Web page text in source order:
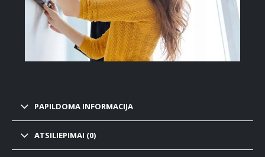
PAPILDOMA INFORMACIJA
ATSILIEPIMAI (0)